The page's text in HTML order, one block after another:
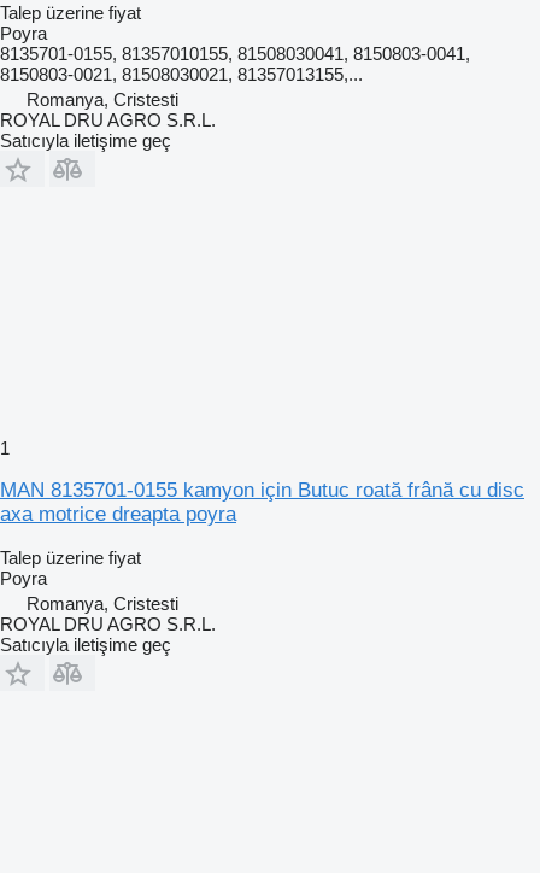
Talep üzerine fiyat
Poyra
8135701-0155, 81357010155, 81508030041, 8150803-0041,
8150803-0021, 81508030021, 81357013155,...
Romanya, Cristesti
ROYAL DRU AGRO S.R.L.
Satıcıyla iletişime geç
1
MAN 8135701-0155 kamyon için Butuc roată frână cu disc
axa motrice dreapta poyra
Talep üzerine fiyat
Poyra
Romanya, Cristesti
ROYAL DRU AGRO S.R.L.
Satıcıyla iletişime geç